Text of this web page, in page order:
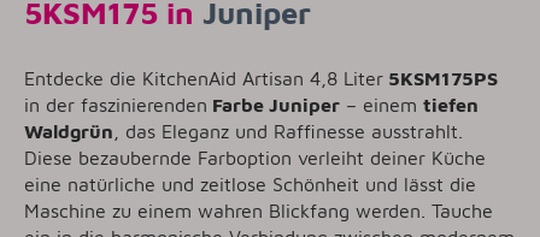
5KSM175 in Juniper
Entdecke die KitchenAid Artisan 4,8 Liter 5KSM175PS
in der faszinierenden Farbe Juniper – einem tiefen
Waldgrün , das Eleganz und Raffinesse ausstrahlt.
Diese bezaubernde Farboption verleiht deiner Küche
eine natürliche und zeitlose Schönheit und lässt die
Maschine zu einem wahren Blickfang werden. Tauche